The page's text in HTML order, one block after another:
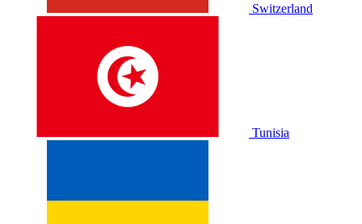
Switzerland
Tunisia